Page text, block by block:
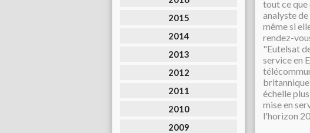
2015
2014
2013
2012
2011
2010
2009
tout ce
analyste
même si
rendez-
"Eutelsat
service en
échelle
mise en
l'horizon